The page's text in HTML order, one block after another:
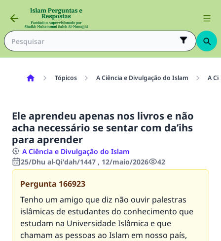
Tópicos A Ciência e Divulgação do Islam A
Ele aprendeu apenas nos livros e não
acha necessário se sentar com da’ihs
para aprender
A Ciência e Divulgação do Islam
25/Dhu al-Qi'dah/1447 , 12/maio/2026
42
Pergunta 166923
Tenho um amigo que diz não ouvir palestras
islâmicas de estudantes do conhecimento que
estudam na Universidade Islâmica e que
chamam as pessoas ao Islam em nosso país,